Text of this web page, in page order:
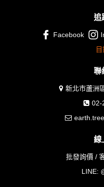
追
Facebook
聯
新北市蘆洲
02-
線
批發詢價 /
LINE: